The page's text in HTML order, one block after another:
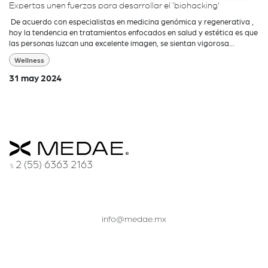
Expertas unen fuerzas para desarrollar el 'biohacking'
​ De acuerdo con especialistas en medicina genómica y regenerativa ,
hoy la tendencia en tratamientos enfocados en salud y estética es que
las personas luzcan una excelente imagen, se sientan vigorosa...
Wellness
31 may 2024
5 2 (55) 6363 2163
info@medae.mx